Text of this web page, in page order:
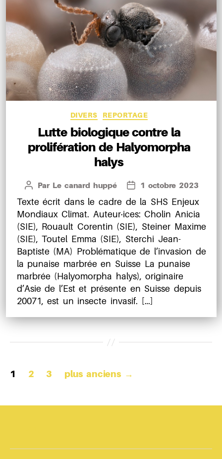
Catégories
DIVERS REPORTAGE
Lutte biologique contre la
prolifération de Halyomorpha
halys
Auteur
l’article
Par Le canard huppé
Date
de
l’article
1 octobre 2023
Texte écrit dans le cadre de la SHS Enjeux
Mondiaux Climat. Auteur·ices: Cholin Anicia
(SIE), Rouault Corentin (SIE), Steiner Maxime
(SIE), Toutel Emma (SIE), Sterchi Jean-
Baptiste (MA) Problématique de l’invasion de
la punaise marbrée en Suisse La punaise
marbrée (Halyomorpha halys), originaire
d’Asie de l’Est et présente en Suisse depuis
2007​1​, est un insecte invasif. […]
Pagination
1 2 3 plus anciens →